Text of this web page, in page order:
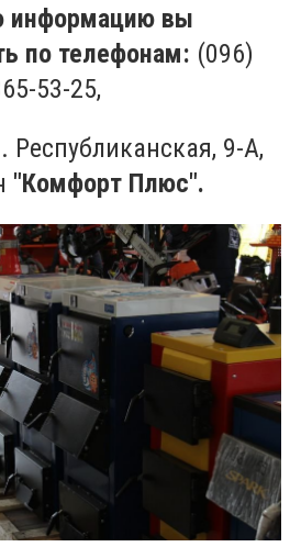
информацию вы
по телефонам: (096)
53-25,
Республиканская, 9-А,
"Комфорт Плюс".